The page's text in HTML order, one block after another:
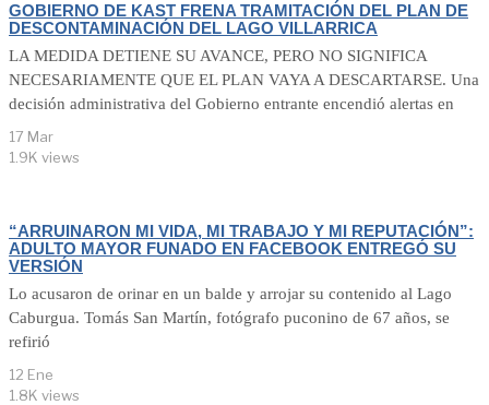
GOBIERNO DE KAST FRENA TRAMITACIÓN DEL PLAN DE
DESCONTAMINACIÓN DEL LAGO VILLARRICA
LA MEDIDA DETIENE SU AVANCE, PERO NO SIGNIFICA
NECESARIAMENTE QUE EL PLAN VAYA A DESCARTARSE. Una
decisión administrativa del Gobierno entrante encendió alertas en
17 Mar
1.9K views
“ARRUINARON MI VIDA, MI TRABAJO Y MI REPUTACIÓN”:
ADULTO MAYOR FUNADO EN FACEBOOK ENTREGÓ SU
VERSIÓN
Lo acusaron de orinar en un balde y arrojar su contenido al Lago
Caburgua. Tomás San Martín, fotógrafo puconino de 67 años, se
refirió
12 Ene
1.8K views